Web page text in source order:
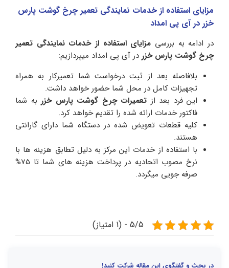
مزایای استفاده از خدمات نمایندگی تعمیر چرخ گوشت پارس
خزر در آی پی امداد
در ادامه به بررسی مزایای استفاده از خدمات نمایندگی تعمیر
چرخ گوشت پارس خزر در آی پی امداد میپردازیم:
بلافاصله بعد از ثبت درخواست شما تعمیرکار به همراه
تجهیزات کامل در محل شما حضور خواهد داشت.
این فرد بعد از تعمیرات چرخ گوشت پارس خزر به شما
فاکتور خدمات ارائه شده را تقدیم خواهد کرد.
کلیه قطعات تعویض شده در دستگاه شما دارای گارانتی
هستند.
با استفاده از خدمات این مرکز به دلیل تطابق هزینه ها با
نرخ مصوب اتحادیه در پرداخت هزینه های شما تا 75%
صرفه جویی میگردد.
5/5 - (1 امتیاز)